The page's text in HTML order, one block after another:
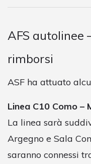
AFS autolinee
rimborsi
ASF ha attuato
Linea C10 Como –
La linea sarà
Argegno e Sala
saranno connessi